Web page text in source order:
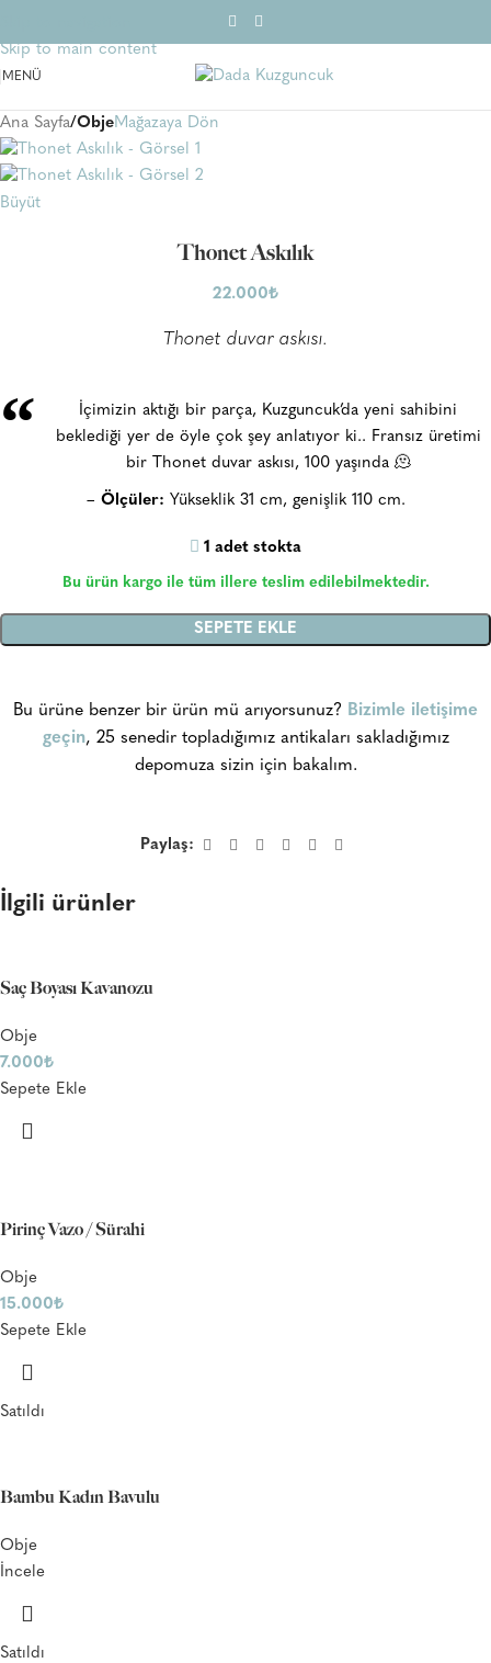
Skip to main content
MENÜ
Ana Sayfa ObjeMağazaya Dön
Büyüt
Thonet Askılık
22.000₺
Thonet duvar askısı.
“
İçimizin aktığı bir parça, Kuzguncuk’da yeni sahibini
beklediği yer de öyle çok şey anlatıyor ki.. Fransız üretimi
bir Thonet duvar askısı, 100 yaşında 🫠
– Ölçüler: Yükseklik 31 cm, genişlik 110 cm.
1 adet stokta
Bu ürün kargo ile tüm illere teslim edilebilmektedir.
SEPETE EKLE
Bu ürüne benzer bir ürün mü arıyorsunuz? Bizimle iletişime
geçin, 25 senedir topladığımız antikaları sakladığımız
depomuza sizin için bakalım.
Paylaş:
İlgili ürünler
Saç Boyası Kavanozu
Obje
7.000₺
Sepete Ekle
Pirinç Vazo / Sürahi
Obje
15.000₺
Sepete Ekle
Satıldı
Bambu Kadın Bavulu
Obje
İncele
Satıldı